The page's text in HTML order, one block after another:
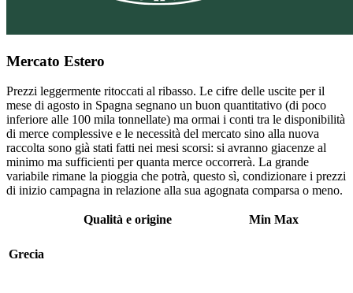
Mercato Estero
Prezzi leggermente ritoccati al ribasso. Le cifre delle uscite per il
mese di agosto in Spagna segnano un buon quantitativo (di poco
inferiore alle 100 mila tonnellate) ma ormai i conti tra le disponibilità
di merce complessive e le necessità del mercato sino alla nuova
raccolta sono già stati fatti nei mesi scorsi: si avranno giacenze al
minimo ma sufficienti per quanta merce occorrerà. La grande
variabile rimane la pioggia che potrà, questo sì, condizionare i prezzi
di inizio campagna in relazione alla sua agognata comparsa o meno.
Qualità e origine Min Max
Grecia